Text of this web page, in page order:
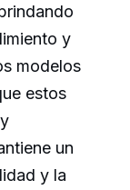
y
modelos
estos
un
y la